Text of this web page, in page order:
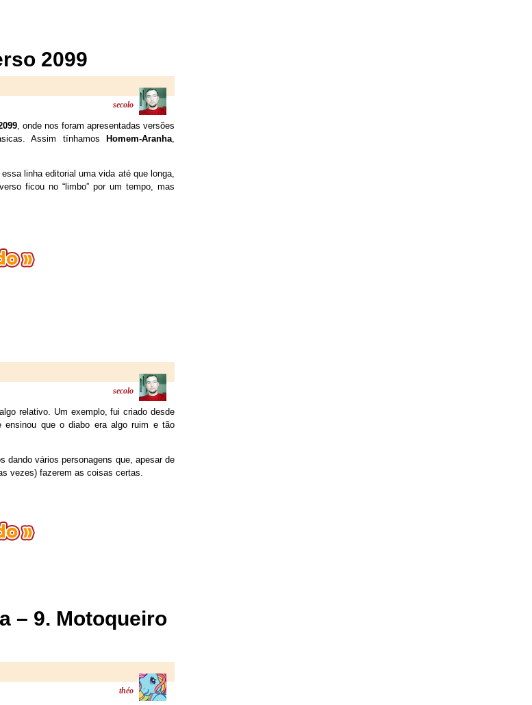
2099
secolo
, onde nos foram apresentadas versões
Assim tínhamos
Homem-Aranha,
linha editorial uma vida até que longa,
ficou no “limbo” por um tempo, mas
secolo
relativo. Um exemplo, fui criado desde
ensinou que o diabo era algo ruim e tão
dando vários personagens que, apesar de
vezes) fazerem as coisas certas.
– 9. Motoqueiro
théo